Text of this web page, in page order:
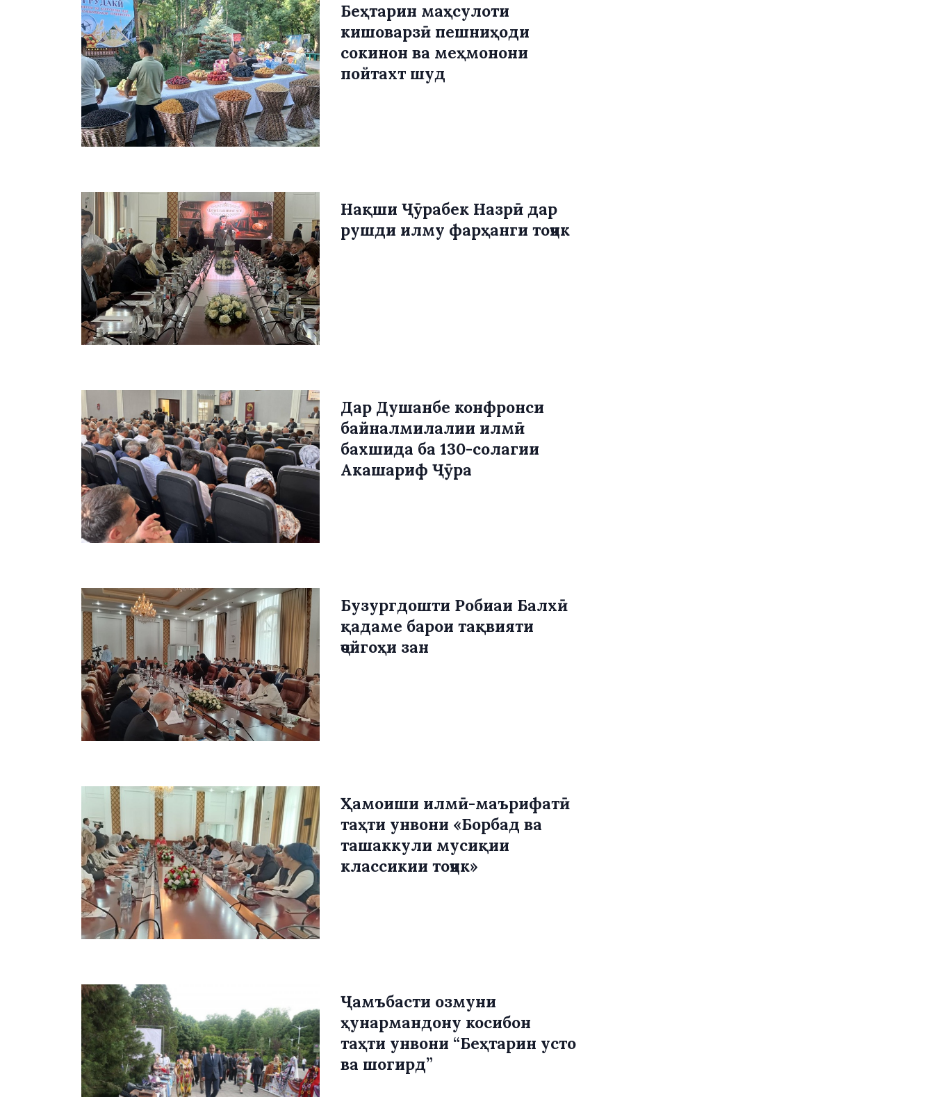
Беҳтарин маҳсулоти
кишоварзӣ пешниҳоди
сокинон ва меҳмонони
пойтахт шуд
Нақши Ҷӯрабек Назрӣ дар
рушди илму фарҳанги тоҷик
Дар Душанбе конфронси
байналмилалии илмӣ
бахшида ба 130-солагии
Акашариф Ҷӯра
Бузургдошти Робиаи Балхӣ
қадаме барои тақвияти
ҷойгоҳи зан
Ҳамоиши илмӣ-маърифатӣ
таҳти унвони «Борбад ва
ташаккули мусиқии
классикии тоҷик»
Ҷамъбасти озмуни
ҳунармандону косибон
таҳти унвони “Беҳтарин усто
ва шогирд”